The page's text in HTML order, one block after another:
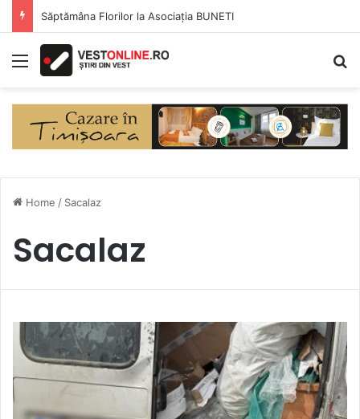
Săptămâna Florilor la Asociația BUNETI
Menu
Home / Sacalaz
Sacalaz